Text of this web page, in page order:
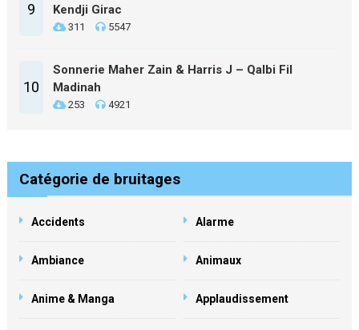
9
Kendji Girac
311 5547
10
Sonnerie Maher Zain & Harris J – Qalbi Fil
Madinah
253 4921
Catégorie de bruitages
Accidents Alarme
Ambiance Animaux
Anime & Manga Applaudissement